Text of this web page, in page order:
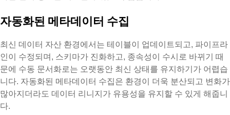
자동화된 메타데이터 수집
최신 데이터 자산 환경에서는 테이블이 업데이트되고, 파이프라
인이 수정되며, 스키마가 진화하고, 종속성이 수시로 바뀌기 때
문에 수동 문서화로는 오랫동안 최신 상태를 유지하기가 어렵습
니다. 자동화된 메타데이터 수집은 환경이 더욱 분산되고 변화가
많아지더라도 데이터 리니지가 유용성을 유지할 수 있게 해줍니
다.